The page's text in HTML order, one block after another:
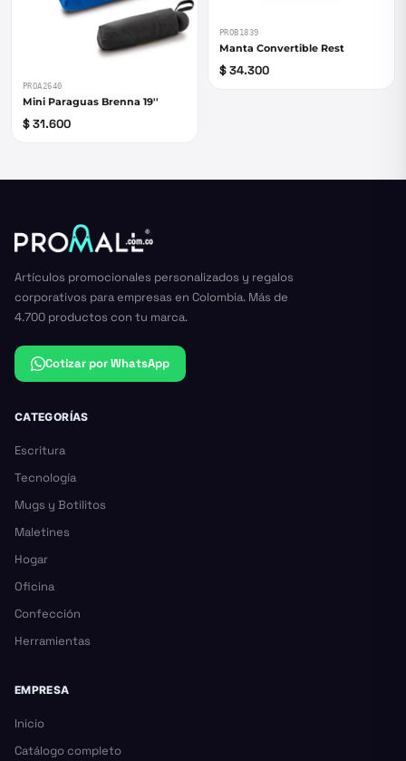
PROA2640
Mini Paraguas Brenna 19''
$ 31.600
PROB1839
Manta Convertible Rest
$ 34.300
Artículos promocionales personalizados y regalos
corporativos para empresas en Colombia. Más de
4.700 productos con tu marca.
Cotizar por WhatsApp
CATEGORÍAS
Escritura
Tecnología
Mugs y Botilitos
Maletines
Hogar
Oficina
Confección
Herramientas
EMPRESA
Inicio
Catálogo completo